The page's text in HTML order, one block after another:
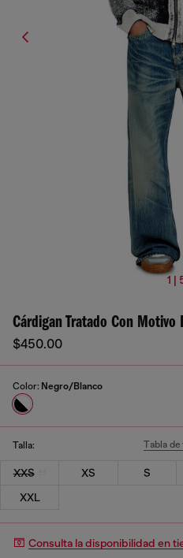
1 |
Cárdigan Tratado Con Motivo
$450.00
Color: Negro/Blanco
Talla: Tabla de
XXS XS S
XXL
Consulta la disponibilidad en